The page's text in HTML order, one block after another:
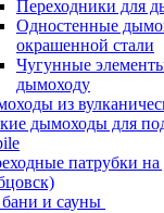
Переходники для
Одностенные
окрашенной стали
Чугунные
дымоходу
из
дымоходы для
патрубки
и сауны